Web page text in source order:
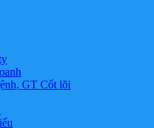
GT Cốt lõi